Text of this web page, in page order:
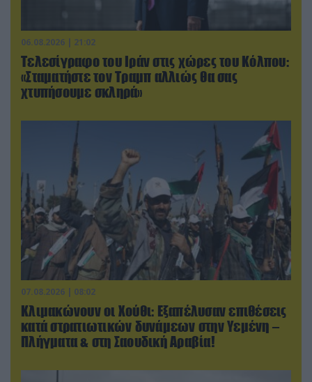
06.08.2026 | 21:02
Τελεσίγραφο του Ιράν στις χώρες του Κόλπου:
«Σταματήστε τον Τραμπ αλλιώς θα σας
χτυπήσουμε σκληρά»
07.08.2026 | 08:02
Κλιμακώνουν οι Χούθι: Eξαπέλυσαν επιθέσεις
κατά στρατιωτικών δυνάμεων στην Υεμένη –
Πλήγματα & στη Σαουδική Αραβία!